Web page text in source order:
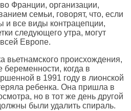
Франции, организации,
семьи, говорят, что, если
и все виды контрацепции,
следующего утра, могут
Европе.
вьетнамского происхождения,
когда в
в 1991 году в лионской
ребенка. Она пришла в
но в тот же день другой
были удалить спираль.